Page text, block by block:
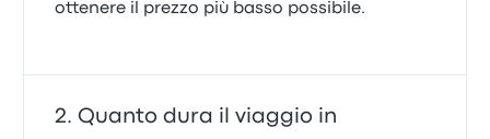
ottenere il prezzo più basso possibile.
Quanto dura il viaggio in